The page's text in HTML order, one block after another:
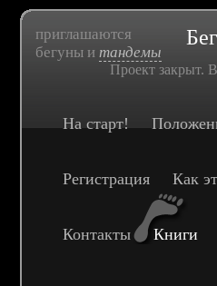
приглашаются
бегуны итандемы
Проект закрыт.
На старт!
Регистрация Как
Контакты Книги